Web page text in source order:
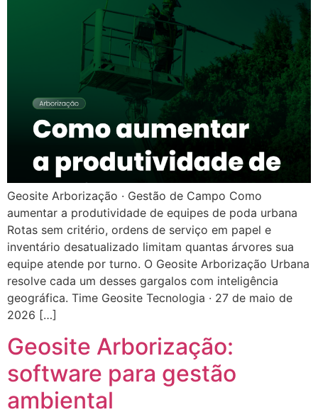
Geosite Arborização · Gestão de Campo Como
aumentar a produtividade de equipes de poda urbana
Rotas sem critério, ordens de serviço em papel e
inventário desatualizado limitam quantas árvores sua
equipe atende por turno. O Geosite Arborização Urbana
resolve cada um desses gargalos com inteligência
geográfica. Time Geosite Tecnologia · 27 de maio de
2026 […]
Geosite Arborização:
software para gestão
ambiental